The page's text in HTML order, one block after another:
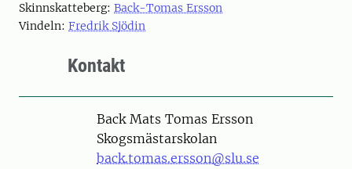
Skinnskatteberg: Back-Tomas Ersson
Vindeln: Fredrik Sjödin
Kontakt
PersonBack Mats Tomas Ersson
Skogsmästarskolan
back.tomas.ersson@slu.se